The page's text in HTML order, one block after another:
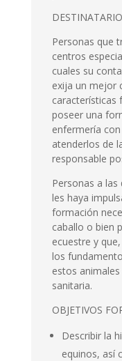
Personas que
centros
cuales su
exija un mejor
características
poseer una
enfermería
atenderlos de
responsable
Personas a
les haya
formación
caballo o bien
ecuestre y
los
estos
sanitaria.
OBJETIVOS
Describir la
equinos, así